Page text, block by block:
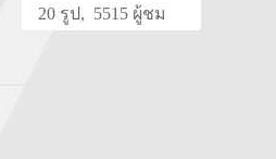
20 รูป, 5515 ผู้ชม